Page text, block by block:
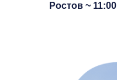
Ростов ~ 11:00